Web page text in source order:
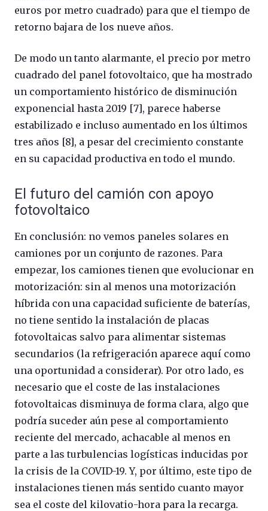
euros por metro cuadrado) para que el tiempo de
retorno bajara de los nueve años.
De modo un tanto alarmante, el precio por metro
cuadrado del panel fotovoltaico, que ha mostrado
un comportamiento histórico de disminución
exponencial hasta 2019 [7], parece haberse
estabilizado e incluso aumentado en los últimos
tres años [8], a pesar del crecimiento constante
en su capacidad productiva en todo el mundo.
El futuro del camión con apoyo
fotovoltaico
En conclusión: no vemos paneles solares en
camiones por un conjunto de razones. Para
empezar, los camiones tienen que evolucionar en
motorización: sin al menos una motorización
híbrida con una capacidad suficiente de baterías,
no tiene sentido la instalación de placas
fotovoltaicas salvo para alimentar sistemas
secundarios (la refrigeración aparece aquí como
una oportunidad a considerar). Por otro lado, es
necesario que el coste de las instalaciones
fotovoltaicas disminuya de forma clara, algo que
podría suceder aún pese al comportamiento
reciente del mercado, achacable al menos en
parte a las turbulencias logísticas inducidas por
la crisis de la COVID-19. Y, por último, este tipo de
instalaciones tienen más sentido cuanto mayor
sea el coste del kilovatio-hora para la recarga.